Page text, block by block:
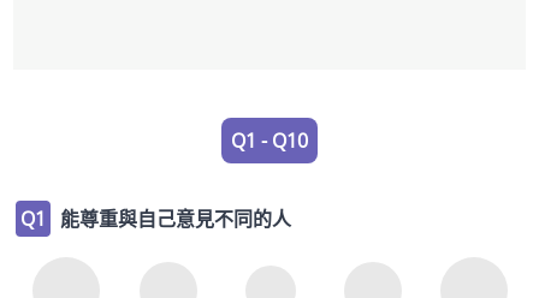
Q1 - Q10
Q1 能尊重與自己意見不同的人